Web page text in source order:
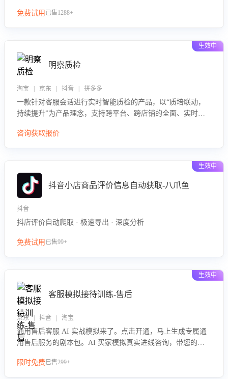
助用户高效管理和利用知识资源。通过该产品，用户可以轻松
免费试用 已售1288+
生效中
明察质检
淘宝 | 京东 | 抖音 | 拼多多
一款针对客服会话进行实时智能质检的产品，以“质培联动，
持续提升”为产品理念，支持跨平台、跨店铺的全面、实时、
队的销服能力。
咨询获取报价
生效中
抖音小店商品评价信息自动获取-八爪鱼
抖音
抖店评价自动爬取 · 极速导出 · 深度分析
免费试用 已售99+
生效中
客服模拟接待训练-售后
京东 | 抖音 | 淘宝
通用售后客服 AI 实战模拟来了。点击开通，马上生成专属通
用售后服务的剧本包。AI 买家模拟真实进线咨询，带您的客
要点，轻松提升服务能力。
限时免费已售299+